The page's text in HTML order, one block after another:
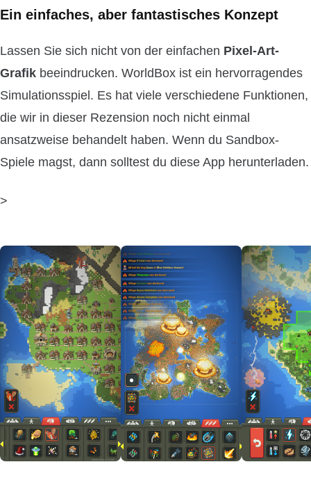
Ein einfaches, aber fantastisches Konzept
Lassen Sie sich nicht von der einfachen Pixel-Art-
Grafik beeindrucken. WorldBox ist ein hervorragendes
Simulationsspiel. Es hat viele verschiedene Funktionen,
die wir in dieser Rezension noch nicht einmal
ansatzweise behandelt haben. Wenn du Sandbox-
Spiele magst, dann solltest du diese App herunterladen.
>